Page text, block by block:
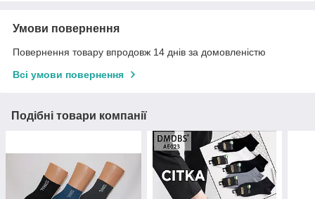
Умови повернення
Повернення товару впродовж 14 днів за домовленістю
Всі умови повернення
Подібні товари компанії